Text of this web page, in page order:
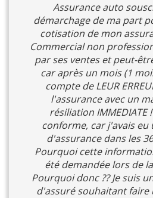
Assurance auto
démarchage de ma part
cotisation de mon
Commercial non
par ses ventes et peut-
car après un mois (1
compte de LEUR
l'assurance avec un
résiliation IMMEDIATE
conforme, car j'avais
d'assurance dans les
Pourquoi cette
été demandée lors de
Pourquoi donc ?? Je suis
d'assuré souhaitant faire